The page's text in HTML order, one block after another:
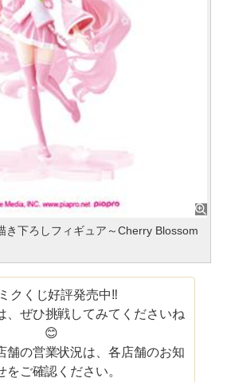
き下ろしフィギュア～Cherry Blossom
クくじ好評発売中‼
、ぜひ挑戦してみてくださいね
😊
の営業状況は、各店舗のお知
をご確認ください。